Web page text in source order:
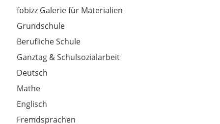
fobizz Galerie für Materialien
Grundschule
Berufliche Schule
Ganztag & Schulsozialarbeit
Deutsch
Mathe
Englisch
Fremdsprachen